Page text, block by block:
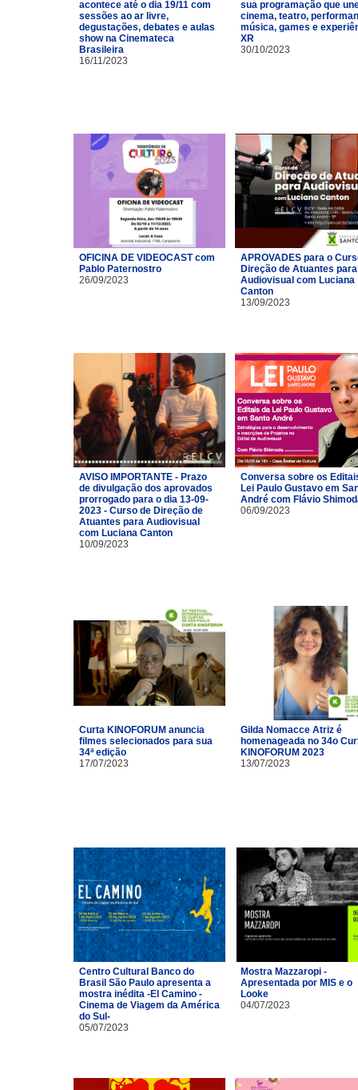
acontece até o dia 19/11 com
sessões ao ar livre,
degustações, debates e aulas
show na Cinemateca
Brasileira
16/11/2023
sua programação que
cinema, teatro,
música, games e
XR
30/10/2023
OFICINA DE VIDEOCAST com
Pablo Paternostro
26/09/2023
APROVADES para o
Direção de Atuantes para
Audiovisual com Luciana
Canton
13/09/2023
AVISO IMPORTANTE - Prazo
de divulgação dos aprovados
prorrogado para o dia 13-09-
2023 - Curso de Direção de
Atuantes para Audiovisual
com Luciana Canton
10/09/2023
Conversa sobre os
Lei Paulo Gustavo em
André com Flávio
06/09/2023
Curta KINOFORUM anuncia
filmes selecionados para sua
34ª edição
17/07/2023
Gilda Nomacce Atriz é
homenageada no 34o
KINOFORUM 2023
13/07/2023
Centro Cultural Banco do
Brasil São Paulo apresenta a
mostra inédita -El Camino -
Cinema de Viagem da América
do Sul-
05/07/2023
Mostra Mazzaropi -
Apresentada por MIS e o
Looke
04/07/2023